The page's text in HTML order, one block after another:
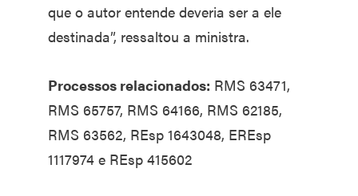
que o autor entende deveria ser a ele
destinada”, ressaltou a ministra.
Processos relacionados: RMS 63471,
RMS 65757, RMS 64166, RMS 62185,
RMS 63562, REsp 1643048, EREsp
1117974 e REsp 415602